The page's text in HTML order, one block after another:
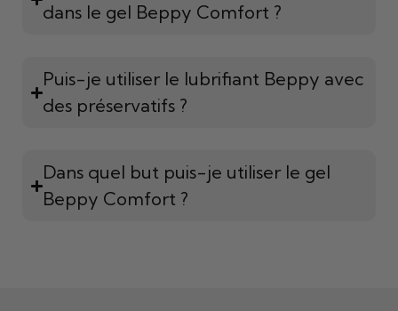
dans le gel Beppy Comfort ?
Puis-je utiliser le lubrifiant Beppy avec
des préservatifs ?
Dans quel but puis-je utiliser le gel
Beppy Comfort ?